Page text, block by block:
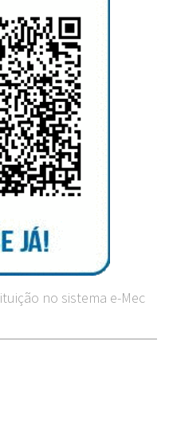
no sistema e-Mec